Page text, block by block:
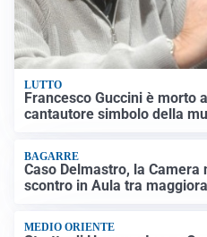
LUTTO
Francesco Guccini è morto
cantautore simbolo della
BAGARRE
Caso Delmastro, la Camera
scontro in Aula tra
MEDIO ORIENTE